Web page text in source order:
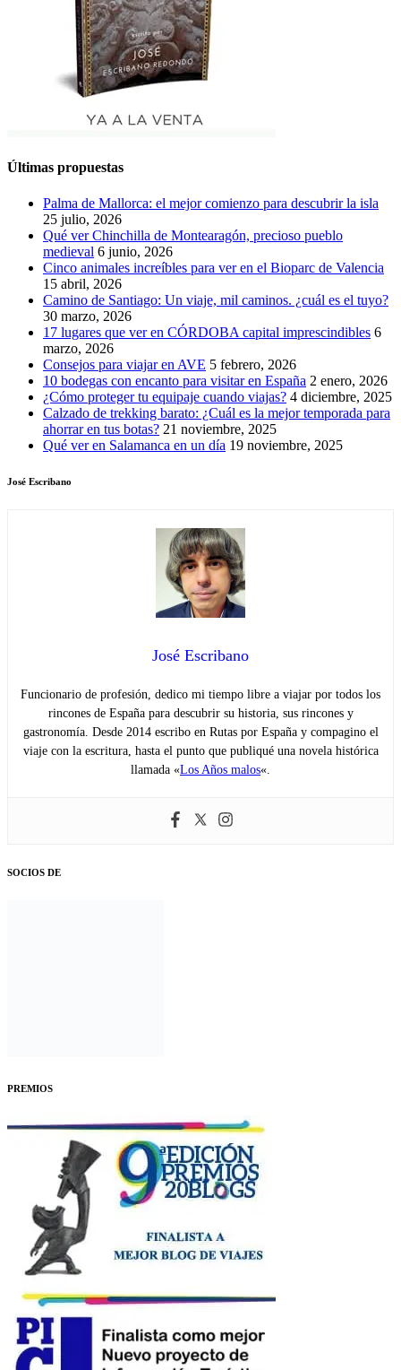
Últimas propuestas
Palma de Mallorca: el mejor comienzo para descubrir la isla
25 julio, 2026
Qué ver Chinchilla de Montearagón, precioso pueblo
medieval 6 junio, 2026
Cinco animales increíbles para ver en el Bioparc de Valencia
15 abril, 2026
Camino de Santiago: Un viaje, mil caminos. ¿cuál es el tuyo?
30 marzo, 2026
17 lugares que ver en CÓRDOBA capital imprescindibles 6
marzo, 2026
Consejos para viajar en AVE 5 febrero, 2026
10 bodegas con encanto para visitar en España 2 enero, 2026
¿Cómo proteger tu equipaje cuando viajas? 4 diciembre, 2025
Calzado de trekking barato: ¿Cuál es la mejor temporada para
ahorrar en tus botas? 21 noviembre, 2025
Qué ver en Salamanca en un día 19 noviembre, 2025
José Escribano
José Escribano
Funcionario de profesión, dedico mi tiempo libre a viajar por todos los
rincones de España para descubrir su historia, sus rincones y
gastronomía. Desde 2014 escribo en Rutas por España y compagino el
viaje con la escritura, hasta el punto que publiqué una novela histórica
llamada «Los Años malos«.
SOCIOS DE
PREMIOS